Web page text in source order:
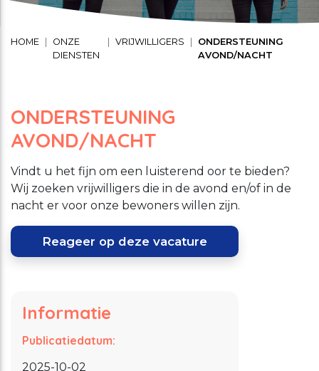
HOME
ONZE
DIENSTEN
VRIJWILLIGERS
ONDERSTEUNING
AVOND/NACHT
ONDERSTEUNING
AVOND/NACHT
Vindt u het fijn om een luisterend oor te bieden?
Wij zoeken vrijwilligers die in de avond en/of in de
nacht er voor onze bewoners willen zijn.
Reageer op deze vacature
Informatie
Publicatiedatum:
2025-10-02
Schuldhulpverlening
Maaltijd service
Welzijnsactiviteiten
onderliggende navigatie items
Stage lopen bij CMWW